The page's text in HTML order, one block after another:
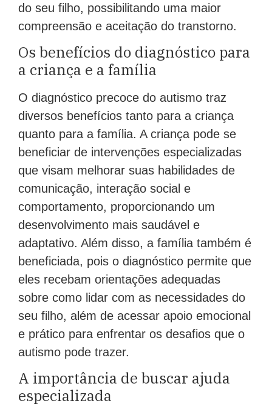
do seu filho, possibilitando uma maior
compreensão e aceitação do transtorno.
Os benefícios do diagnóstico para
a criança e a família
O diagnóstico precoce do autismo traz
diversos benefícios tanto para a criança
quanto para a família. A criança pode se
beneficiar de intervenções especializadas
que visam melhorar suas habilidades de
comunicação, interação social e
comportamento, proporcionando um
desenvolvimento mais saudável e
adaptativo. Além disso, a família também é
beneficiada, pois o diagnóstico permite que
eles recebam orientações adequadas
sobre como lidar com as necessidades do
seu filho, além de acessar apoio emocional
e prático para enfrentar os desafios que o
autismo pode trazer.
A importância de buscar ajuda
especializada